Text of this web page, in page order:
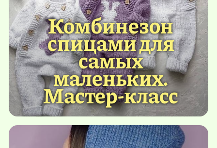
Комбинезон
спицами для
самых
маленьких.
Мастер-класс